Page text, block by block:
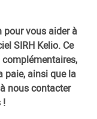
pour vous aider à
SIRH Kelio. Ce
paie, ainsi que la
nous contacter
!